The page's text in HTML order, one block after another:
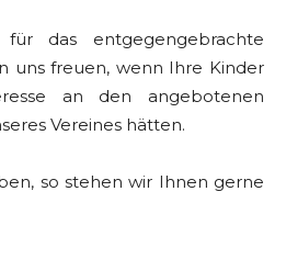
das entgegengebrachte
uns freuen, wenn Ihre Kinder
an den angebotenen
Vereines hätten.
so stehen wir Ihnen gerne